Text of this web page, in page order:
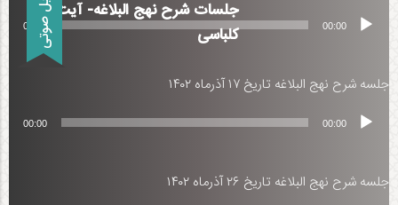
فایل صوتی
جلسات شرح نهج البلاغه- آیت الله
کلباسی
پخش‌کننده
صوت
00:00
00:00
جلسه شرح نهج البلاغه تاریخ ۱۷ آذرماه ۱۴۰۲
پخش‌کننده
صوت
00:00
00:00
جلسه شرح نهج البلاغه تاریخ ۲۶ آذرماه ۱۴۰۲